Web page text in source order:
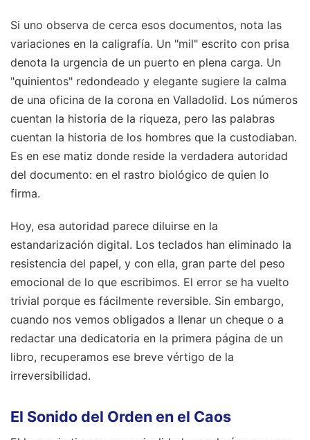
Si uno observa de cerca esos documentos, nota las
variaciones en la caligrafía. Un "mil" escrito con prisa
denota la urgencia de un puerto en plena carga. Un
"quinientos" redondeado y elegante sugiere la calma
de una oficina de la corona en Valladolid. Los números
cuentan la historia de la riqueza, pero las palabras
cuentan la historia de los hombres que la custodiaban.
Es en ese matiz donde reside la verdadera autoridad
del documento: en el rastro biológico de quien lo
firma.
Hoy, esa autoridad parece diluirse en la
estandarización digital. Los teclados han eliminado la
resistencia del papel, y con ella, gran parte del peso
emocional de lo que escribimos. El error se ha vuelto
trivial porque es fácilmente reversible. Sin embargo,
cuando nos vemos obligados a llenar un cheque o a
redactar una dedicatoria en la primera página de un
libro, recuperamos ese breve vértigo de la
irreversibilidad.
El Sonido del Orden en el Caos